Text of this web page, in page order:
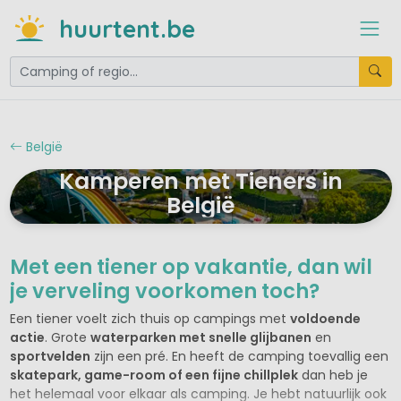
huurtent.be
België
Kamperen met Tieners in
België
Met een tiener op vakantie, dan wil
je verveling voorkomen toch?
Een tiener voelt zich thuis op campings met voldoende
actie. Grote waterparken met snelle glijbanen en
sportvelden zijn een pré. En heeft de camping toevallig een
skatepark, game-room of een fijne chillplekdan heb je
het helemaal voor elkaar als camping. Je hebt natuurlijk ook